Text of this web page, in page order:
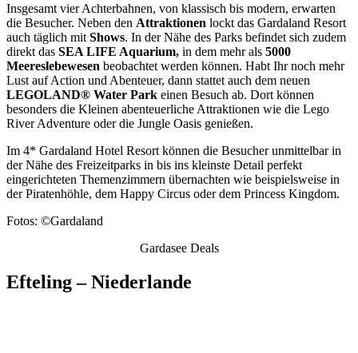
Insgesamt vier Achterbahnen, von klassisch bis modern, erwarten
die Besucher. Neben den Attraktionen lockt das Gardaland Resort
auch täglich mit Shows. In der Nähe des Parks befindet sich zudem
direkt das SEA LIFE Aquarium, in dem mehr als 5000
Meereslebewesen beobachtet werden können. Habt Ihr noch mehr
Lust auf Action und Abenteuer, dann stattet auch dem neuen
LEGOLAND® Water Park einen Besuch ab. Dort können
besonders die Kleinen abenteuerliche Attraktionen wie die Lego
River Adventure oder die Jungle Oasis genießen.
Im 4* Gardaland Hotel Resort können die Besucher unmittelbar in
der Nähe des Freizeitparks in bis ins kleinste Detail perfekt
eingerichteten Themenzimmern übernachten wie beispielsweise in
der Piratenhöhle, dem Happy Circus oder dem Princess Kingdom.
Fotos: ©Gardaland
Gardasee Deals
Efteling – Niederlande